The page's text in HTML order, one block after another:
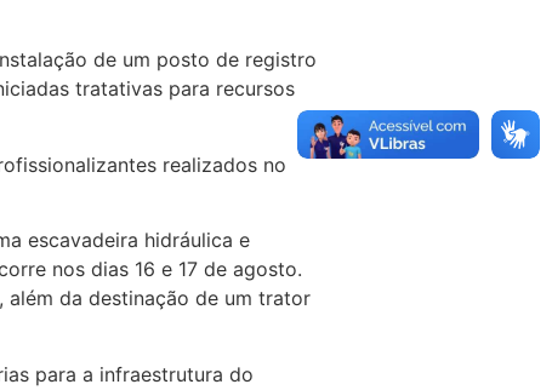
de um posto de registro
tratativas para recursos
realizados no
escavadeira hidráulica e
nos dias 16 e 17 de agosto.
além da destinação de um trator
para a infraestrutura do